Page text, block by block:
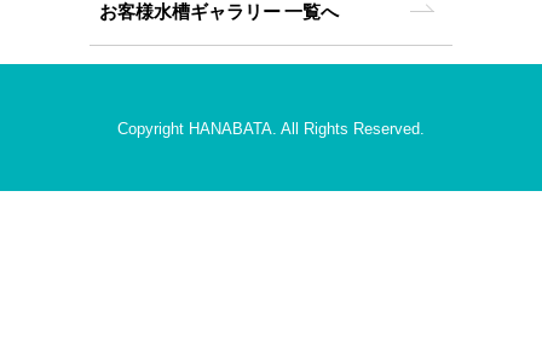
お客様水槽ギャラリー 一覧へ
Copyright HANABATA. All Rights Reserved.